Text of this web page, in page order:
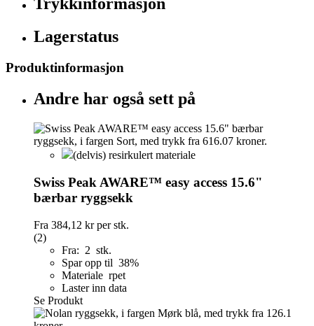
Trykkinformasjon
Lagerstatus
Produktinformasjon
Andre har også sett på
(delvis) resirkulert materiale
Swiss Peak AWARE™ easy access 15.6"
bærbar ryggsekk
Fra 384,12 krper stk.
(2)
Fra: 2 stk.
Spar opp til 38%
Materiale rpet
Laster inn data
Se Produkt